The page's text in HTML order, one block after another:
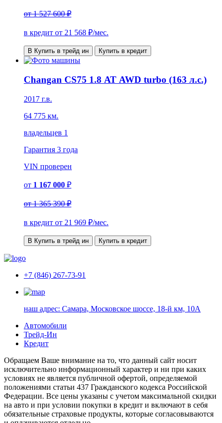
от1 527 600 ₽
в кредит от 21 568 ₽/мес.
В Купить в трейд ин Купить в кредит
Changan CS75 1.8 АТ AWD turbo (163 л.с.)
2017 г.в.
64 775 км.
владельцев 1
Гарантия 3 года
VIN проверен
от 1 167 000 ₽
от1 365 390 ₽
в кредит от 21 969 ₽/мес.
В Купить в трейд ин Купить в кредит
+7 (846) 267-73-91
наш адрес: Самара, Московское шоссе, 18-й км, 10А
Автомобили
Трейд-Ин
Кредит
Обращаем Ваше внимание на то, что данный сайт носит
исключительно информационный характер и ни при каких
условиях не является публичной офертой, определяемой
положениями статьи 437 Гражданского кодекса Российской
Федерации. Все цены указаны с учетом максимальной скидки
на авто и при условии покупки в кредит и включают в себя
обязательные страховые продукты, которые согласовываются